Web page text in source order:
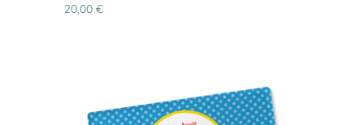
20,00 €